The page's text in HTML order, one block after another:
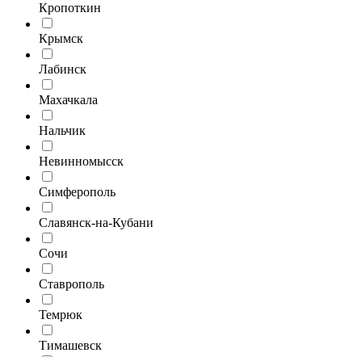
Кропоткин
Крымск
Лабинск
Махачкала
Нальчик
Невинномысск
Симферополь
Славянск-на-Кубани
Сочи
Ставрополь
Темрюк
Тимашевск